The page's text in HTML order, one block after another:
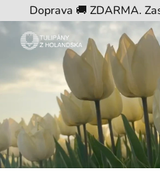
na
obsah
Doprava 🚚 ZDARMA.